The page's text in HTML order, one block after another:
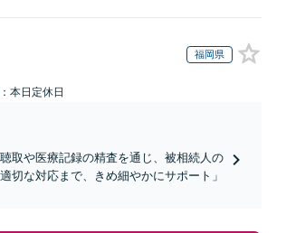
福岡県
本日定休日
取や医療記録の精査を通じ、被相続人の
切な対応まで、きめ細やかにサポート」